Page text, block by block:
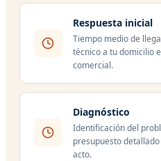
Respuesta inicial
Tiempo medio de
técnico a tu domicilio
comercial.
Diagnóstico
Identificación del
presupuesto detallado
acto.